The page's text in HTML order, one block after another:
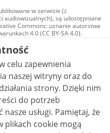
w serwisie (z
audiowizualnych), są udostępniane
Commons: uznanie autorstwa
4.0 (CC BY-SA 4.0).
w tym zdjęcia, materiały
na licencji typu
uznanie autorstwa użycie
utworów zależnych 4.0 (CC BY-
jest to stwierdzone inaczej.
celu zapewnienia
naszej witryny oraz do
strony. Dzięki nim
do potrzeb
Pamiętaj, że
plikach cookie mogą